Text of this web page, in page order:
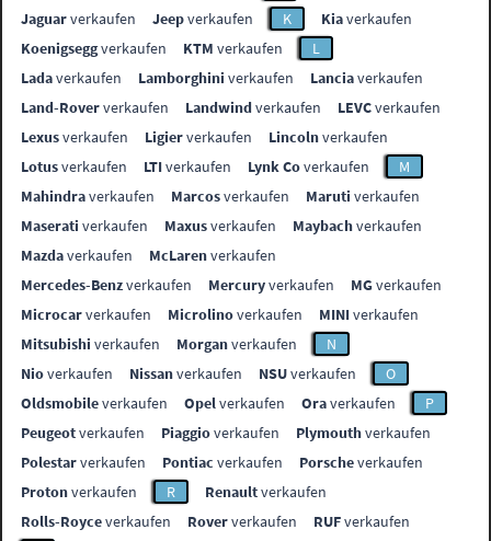
Jaguarverkaufen Jeepverkaufen K Kiaverkaufen
Koenigseggverkaufen KTM verkaufen
L
Ladaverkaufen Lamborghini verkaufen Lanciaverkaufen
Land-Roververkaufen Landwindverkaufen LEVCverkaufen
Lexusverkaufen Ligierverkaufen Lincolnverkaufen
Lotusverkaufen LTIverkaufen Lynk Coverkaufen
M
Mahindraverkaufen Marcosverkaufen Maruti verkaufen
Maserati verkaufen Maxusverkaufen Maybachverkaufen
Mazdaverkaufen McLarenverkaufen
Mercedes-Benzverkaufen Mercuryverkaufen MGverkaufen
Microcarverkaufen Microlinoverkaufen MINIverkaufen
Mitsubishi verkaufen Morganverkaufen
N
Nioverkaufen Nissanverkaufen NSUverkaufen
O
Oldsmobileverkaufen Opelverkaufen Oraverkaufen
P
Peugeotverkaufen Piaggioverkaufen Plymouthverkaufen
Polestarverkaufen Pontiac verkaufen Porscheverkaufen
Protonverkaufen R Renaultverkaufen
Rolls-Royceverkaufen Roververkaufen RUFverkaufen